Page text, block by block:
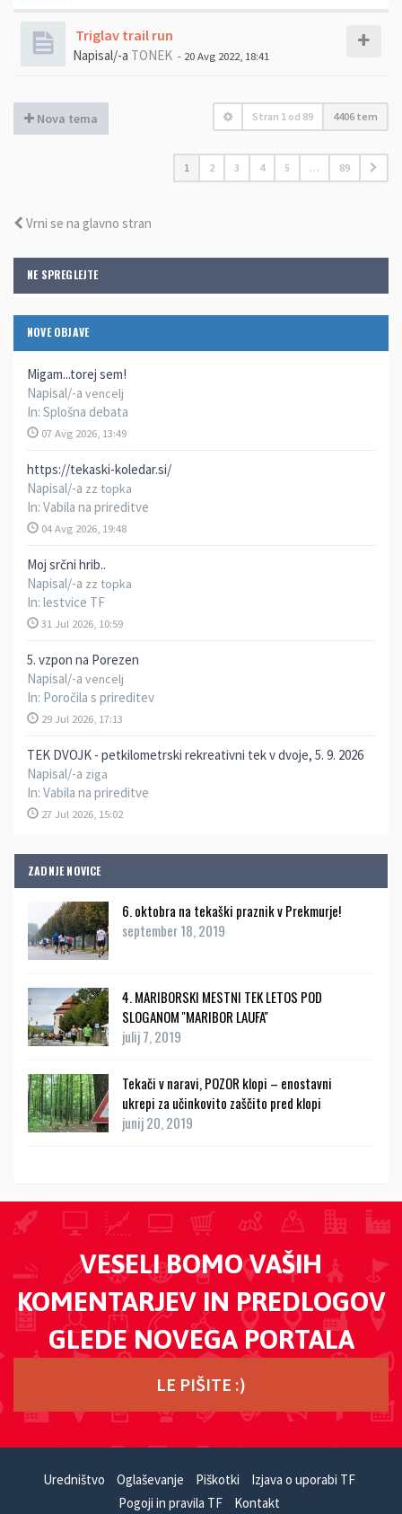
NE SPREGLEJTE
NOVE OBJAVE
Migam...torej sem!
Napisal/-a vencelj
In: Splošna debata
07 Avg 2026, 13:49
https://tekaski-koledar.si/
Napisal/-a zz topka
In: Vabila na prireditve
04 Avg 2026, 19:48
Moj srčni hrib..
Napisal/-a zz topka
In: lestvice TF
31 Jul 2026, 10:59
5. vzpon na Porezen
Napisal/-a vencelj
In: Poročila s prireditev
29 Jul 2026, 17:13
TEK DVOJK - petkilometrski rekreativni tek v dvoje, 5. 9. 2026
Napisal/-a ziga
In: Vabila na prireditve
27 Jul 2026, 15:02
ZADNJE NOVICE
6. oktobra na tekaški praznik v Prekmurje!
september 18, 2019
4. MARIBORSKI MESTNI TEK LETOS POD
SLOGANOM ''MARIBOR LAUFA''
julij 7, 2019
Tekači v naravi, POZOR klopi – enostavni
ukrepi za učinkovito zaščito pred klopi
junij 20, 2019
Triglav trail run
Napisal/-a TONEK - 20 Avg 2022, 18:41
Nova tema Stran 1 od 89 4406 tem
1 2 3 4 5 … 89
Vrni se na glavno stran
VESELI BOMO VAŠIH
KOMENTARJEV IN PREDLOGOV
GLEDE NOVEGA PORTALA
LE PIŠITE :)
Uredništvo Oglaševanje Piškotki
Izjava o uporabi TF
Pogoji in pravila TF
Kontakt